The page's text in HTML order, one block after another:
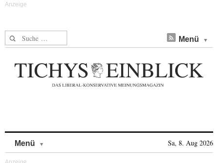
Suche nach: Menü
Menü Sa, 8. Aug 2026